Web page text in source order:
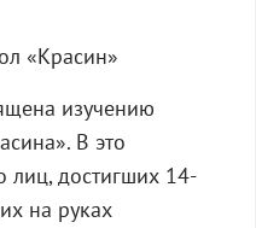
изучению
В это
лиц, достигших 14-
на руках